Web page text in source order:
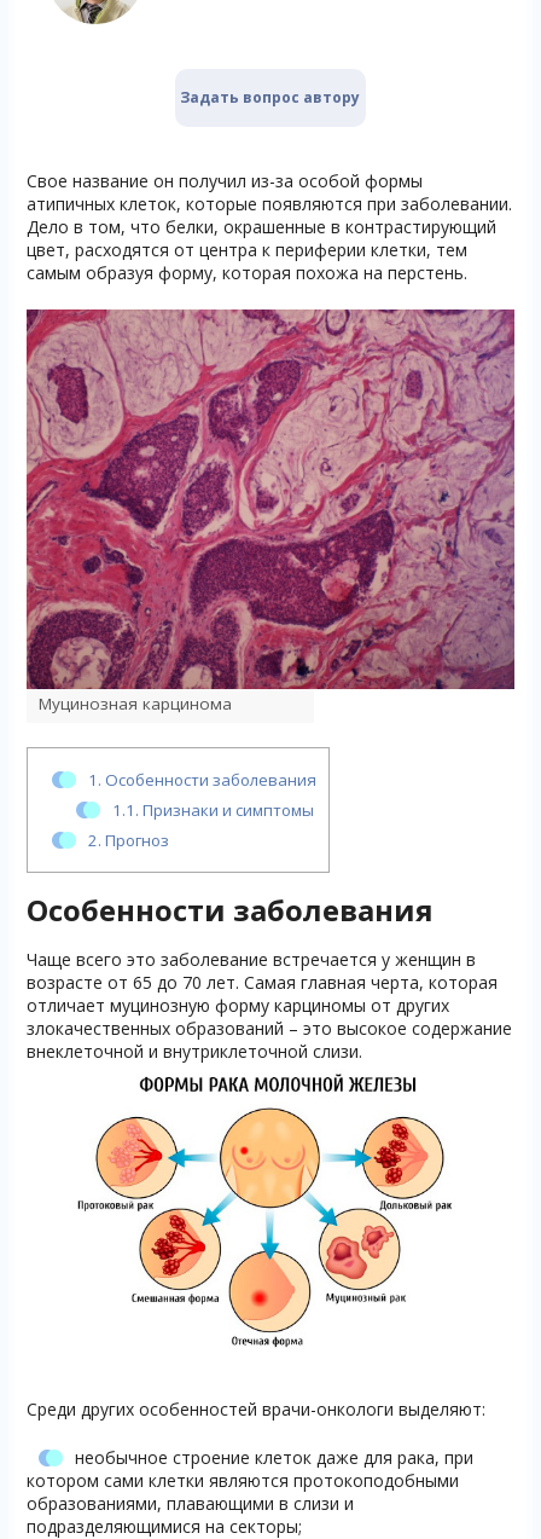
Задать вопрос автору
Свое название он получил из-за особой формы
атипичных клеток, которые появляются при заболевании.
Дело в том, что белки, окрашенные в контрастирующий
цвет, расходятся от центра к периферии клетки, тем
самым образуя форму, которая похожа на перстень.
Муцинозная карцинома
1. Особенности заболевания
1.1. Признаки и симптомы
2. Прогноз
Особенности заболевания
Чаще всего это заболевание встречается у женщин в
возрасте от 65 до 70 лет. Самая главная черта, которая
отличает муцинозную форму карциномы от других
злокачественных образований – это высокое содержание
внеклеточной и внутриклеточной слизи.
Среди других особенностей врачи-онкологи выделяют:
необычное строение клеток даже для рака, при
котором сами клетки являются протокоподобными
образованиями, плавающими в слизи и
подразделяющимися на секторы;